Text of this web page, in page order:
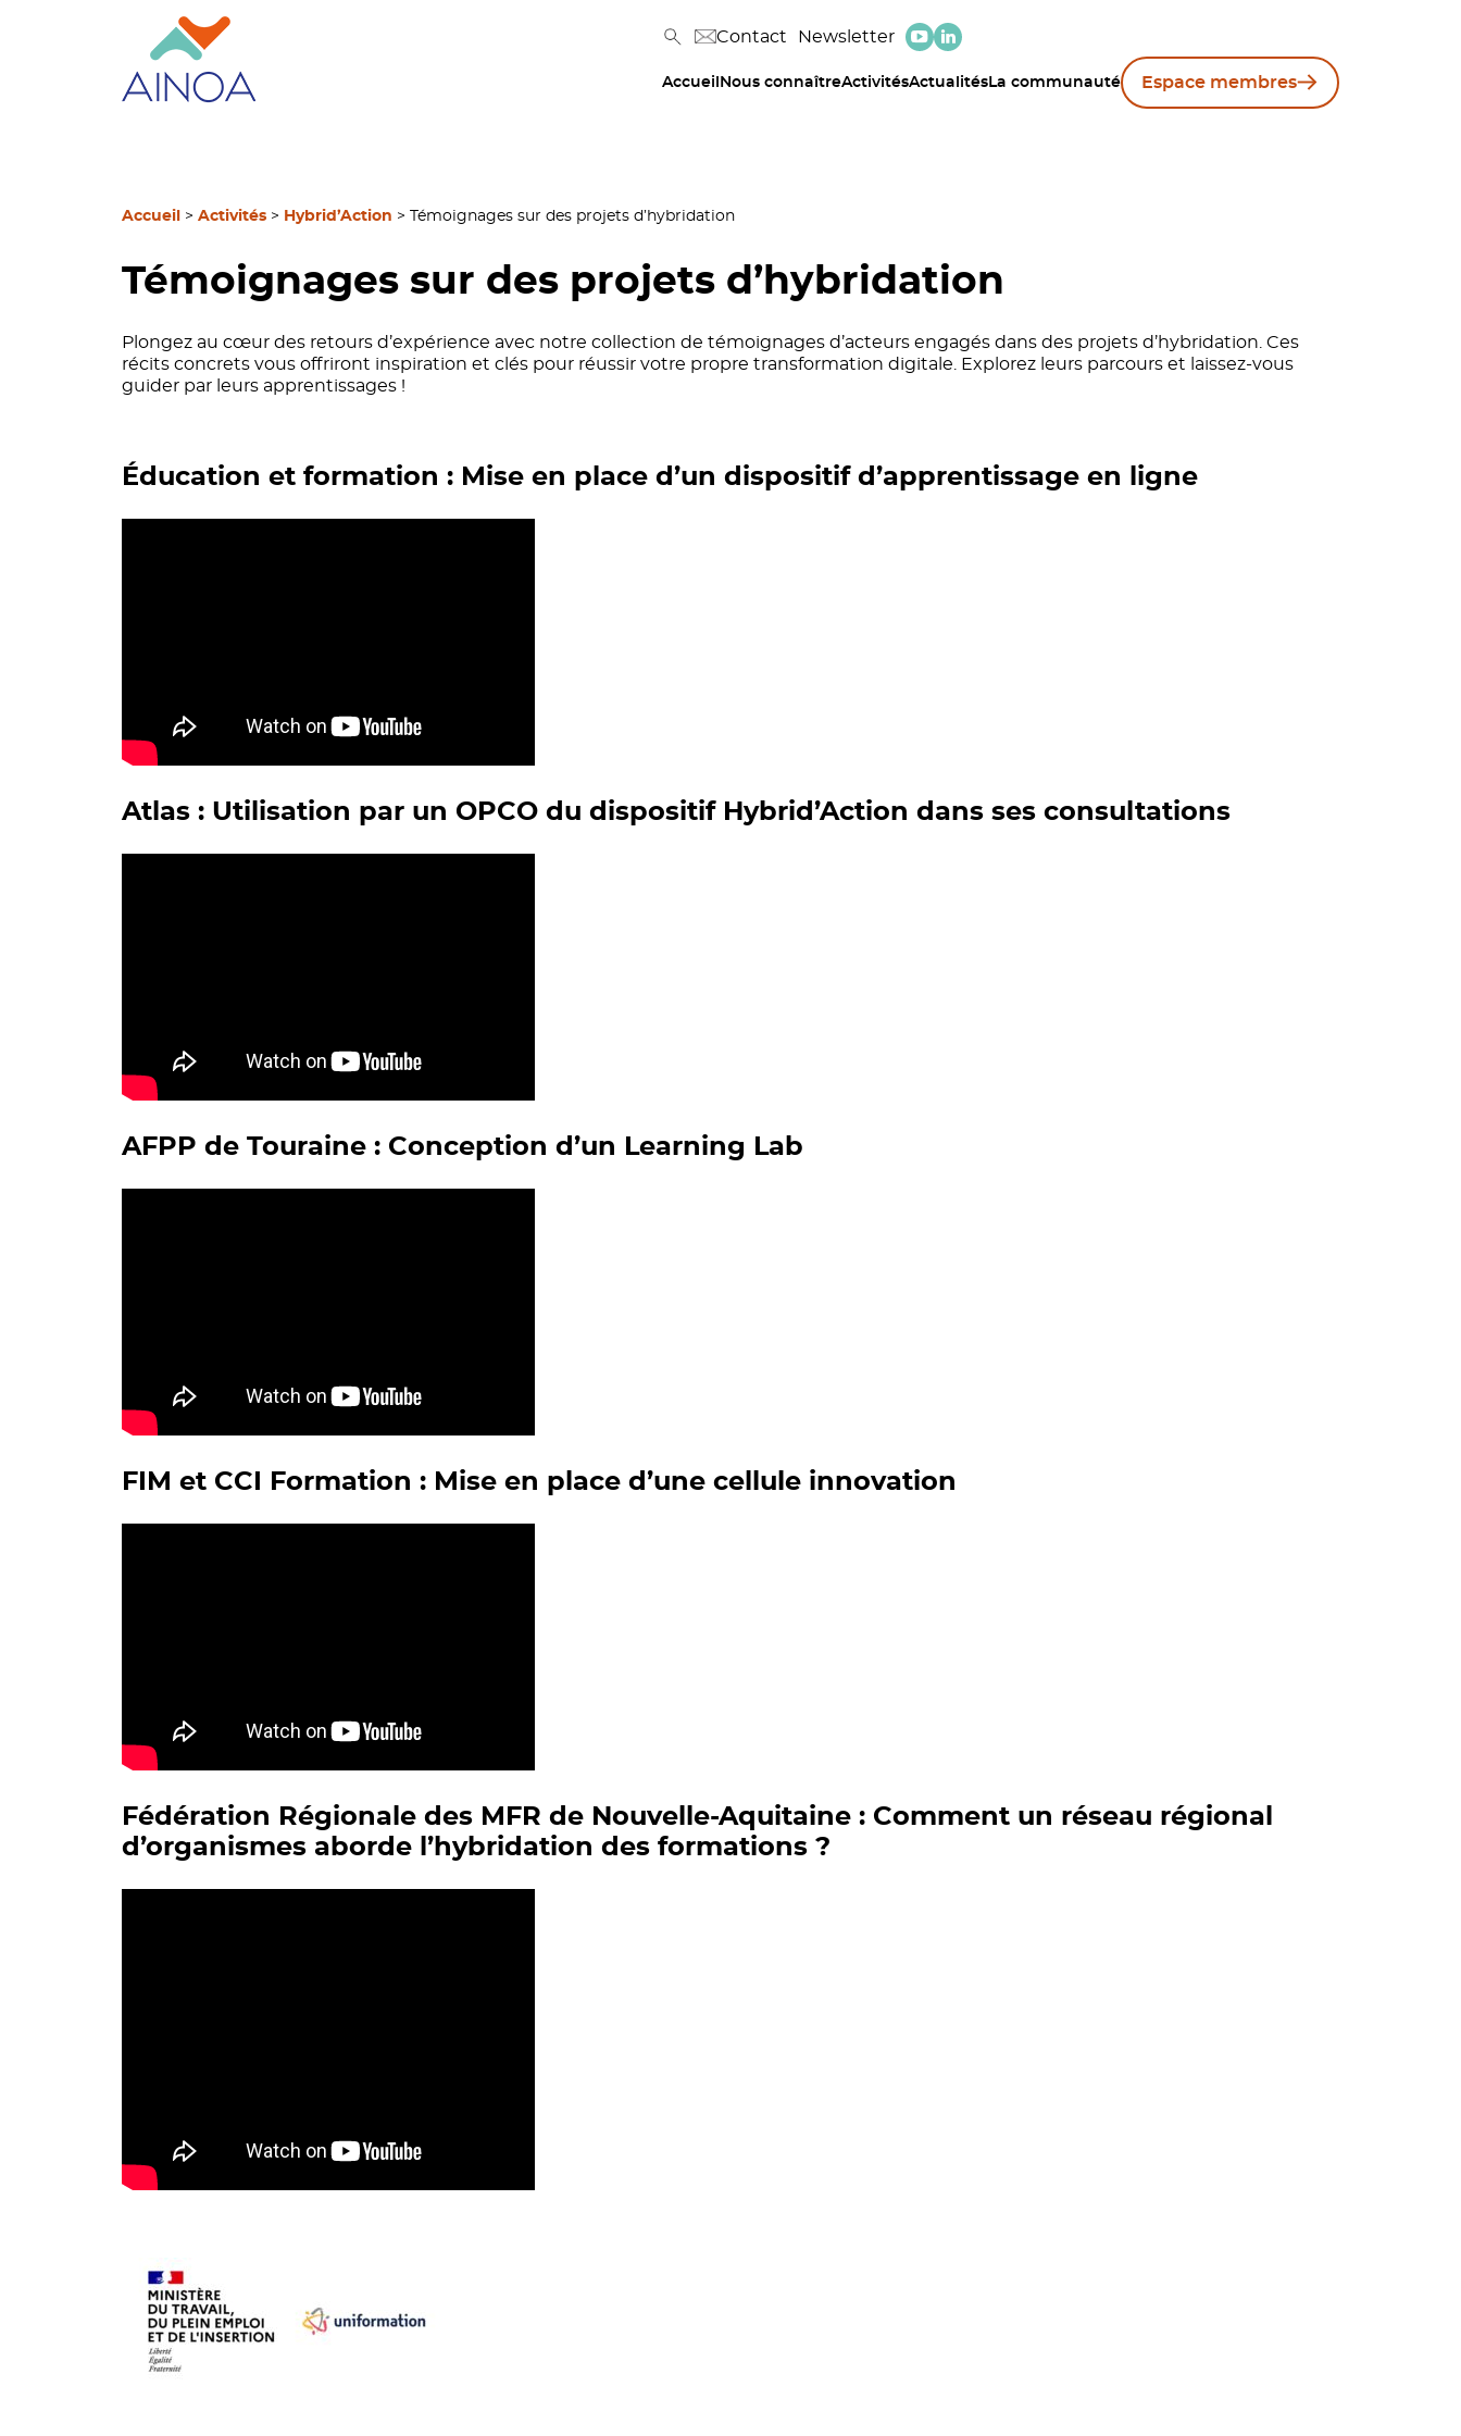
Contact Newsletter
Accueil Nous connaîtreActivitésActualités La communauté Espace membres
Accueil > Activités > Hybrid’Action > Témoignages sur des projets d’hybridation
Témoignages sur des projets d’hybridation
Plongez au cœur des retours d’expérience avec notre collection de témoignages d’acteurs engagés dans des projets d’hybridation. Ces
récits concrets vous offriront inspiration et clés pour réussir votre propre transformation digitale. Explorez leurs parcours et laissez-vous
guider par leurs apprentissages !
Éducation et formation : Mise en place d’un dispositif d’apprentissage en ligne
Atlas : Utilisation par un OPCO du dispositif Hybrid’Action dans ses consultations
AFPP de Touraine : Conception d’un Learning Lab
FIM et CCI Formation : Mise en place d’une cellule innovation
Fédération Régionale des MFR de Nouvelle-Aquitaine : Comment un réseau régional
d’organismes aborde l’hybridation des formations ?